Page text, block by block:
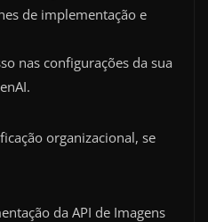
de implementação e
nas configurações da sua
organizacional, se
da API de Imagens